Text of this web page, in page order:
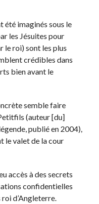
été imaginés sous le
les Jésuites pour
le roi) sont les plus
crédibles dans
bien avant le
semble faire
(auteur [du]
publié en 2004),
le valet de la cour
accès à des secrets
confidentielles
d’Angleterre.